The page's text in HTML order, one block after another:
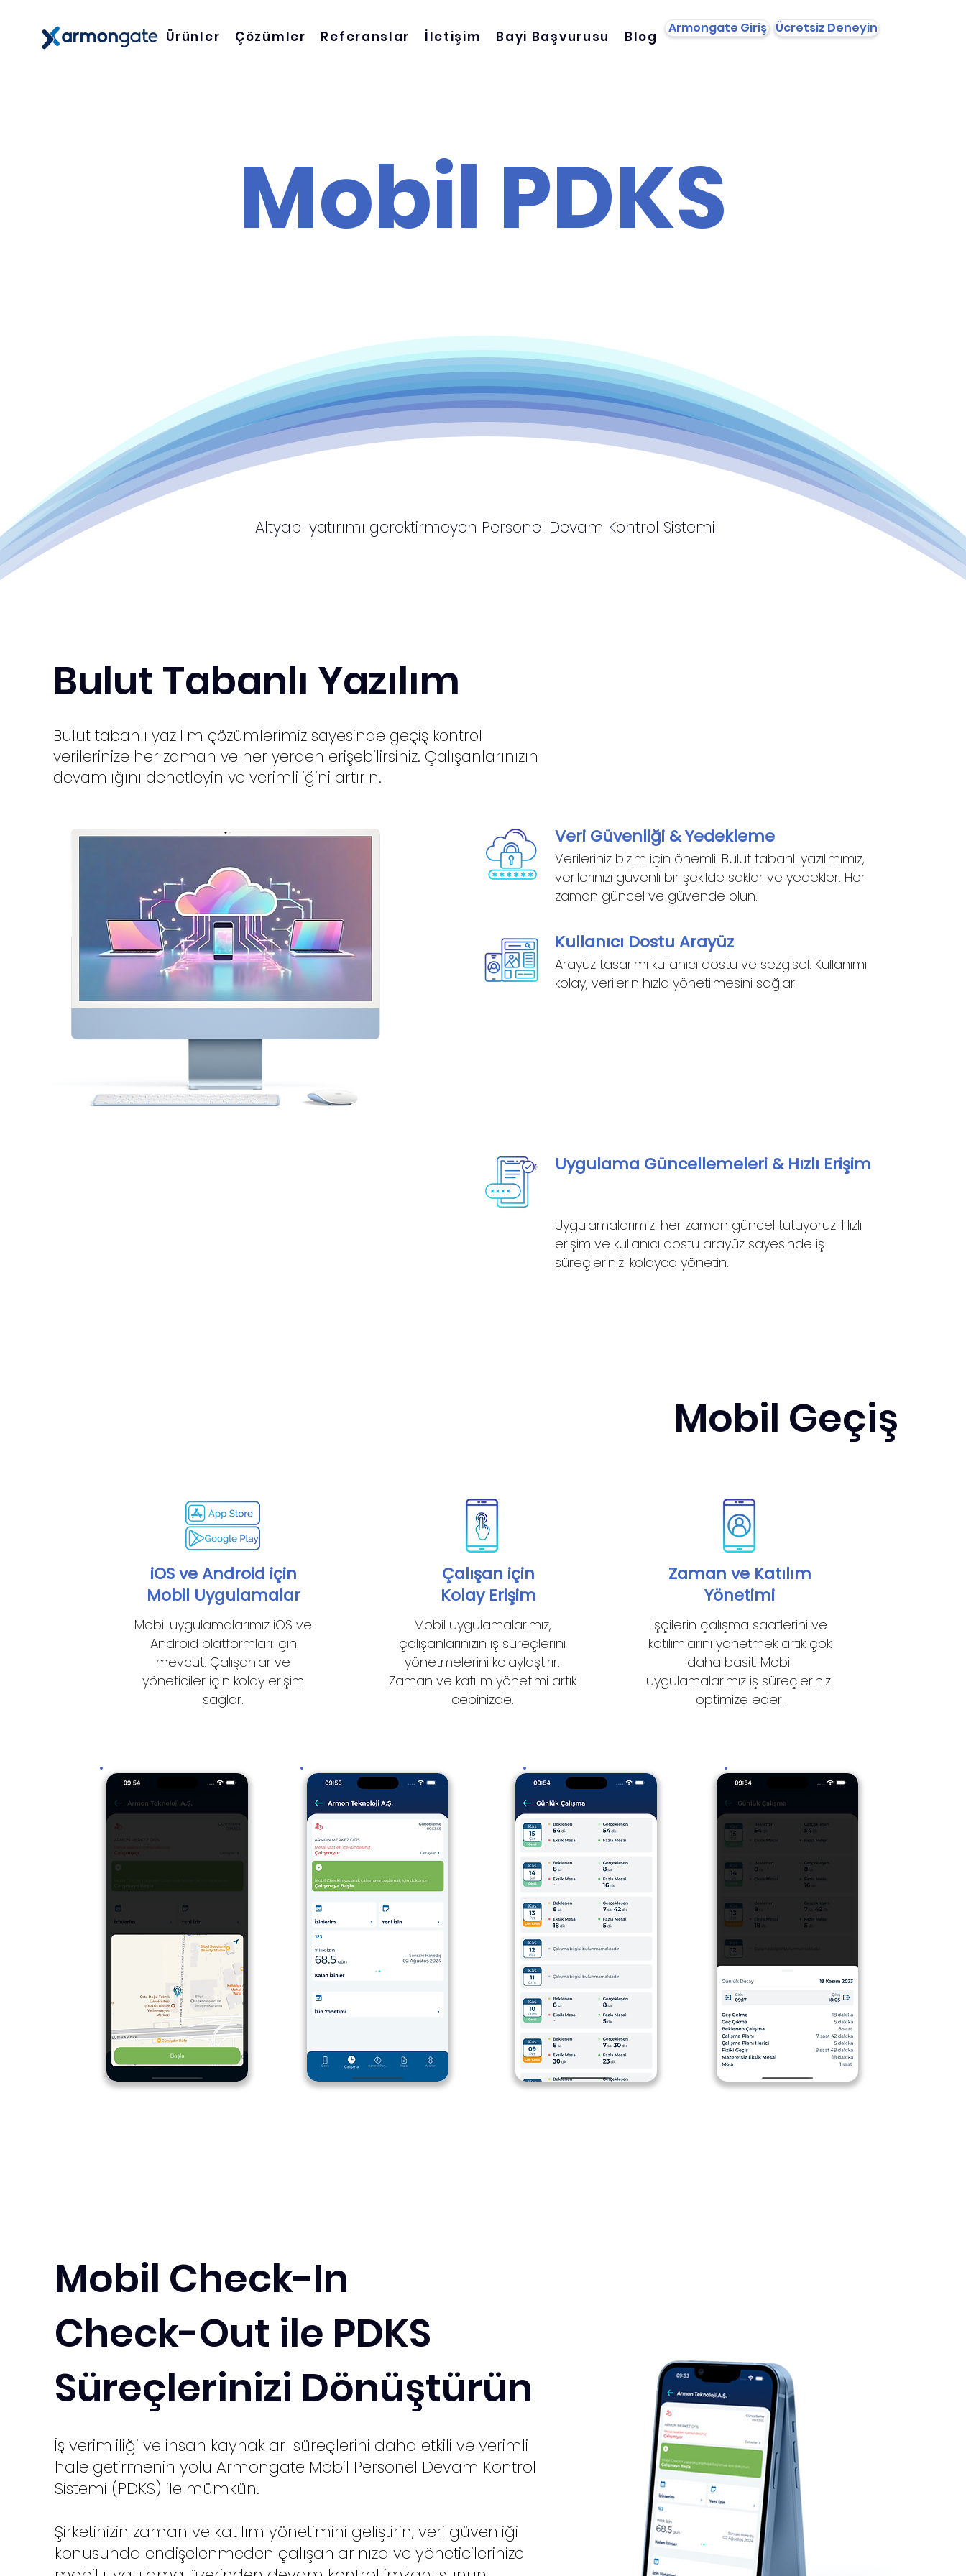
Ürünler Çözümler Referanslar İletişim Bayi Başvurusu Blog
Armongate Giriş Ücretsiz Deneyin
Mobil PDKS
Altyapı yatırımı gerektirmeyen Personel Devam Kontrol Sistemi
Bulut Tabanlı Yazılım
Bulut tabanlı yazılım çözümlerimiz sayesinde geçiş kontrol
verilerinize her zaman ve her yerden erişebilirsiniz. Çalışanlarınızın
devamlığını denetleyin ve verimliliğini artırın.
Veri Güvenliği & Yedekleme
Verileriniz bizim için önemli. Bulut tabanlı yazılımımız,
verilerinizi güvenli bir şekilde saklar ve yedekler. Her
zaman güncel ve güvende olun.
Kullanıcı Dostu Arayüz
Arayüz tasarımı kullanıcı dostu ve sezgisel. Kullanımı
kolay, verilerin hızla yönetilmesini sağlar.
Uygulama Güncellemeleri & Hızlı Erişim
Uygulamalarımızı her zaman güncel tutuyoruz. Hızlı
erişim ve kullanıcı dostu arayüz sayesinde iş
süreçlerinizi kolayca yönetin.
Mobil Geçiş
iOS ve Android için
Mobil Uygulamalar
Mobil uygulamalarımız iOS ve
Android platformları için
mevcut. Çalışanlar ve
yöneticiler için kolay erişim
sağlar.
Çalışan için
Kolay Erişim
Mobil uygulamalarımız,
çalışanlarınızın iş süreçlerini
yönetmelerini kolaylaştırır.
Zaman ve katılım yönetimi artık
cebinizde.
Zaman ve Katılım
Yönetimi
İşçilerin çalışma saatlerini ve
katılımlarını yönetmek artık çok
daha basit. Mobil
uygulamalarımız iş süreçlerinizi
optimize eder.
Mobil Check-In
Check-Out ile PDKS
Süreçlerinizi Dönüştürün
İş verimliliği ve insan kaynakları süreçlerini daha etkili ve verimli
hale getirmenin yolu Armongate Mobil Personel Devam Kontrol
Sistemi (PDKS) ile mümkün.
Şirketinizin zaman ve katılım yönetimini geliştirin, veri güvenliği
konusunda endişelenmeden çalışanlarınıza ve yöneticilerinize